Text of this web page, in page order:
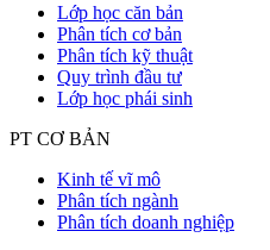
Lớp học căn bản
Phân tích cơ bản
Phân tích kỹ thuật
Quy trình đầu tư
Lớp học phái sinh
PT CƠ BẢN
Kinh tế vĩ mô
Phân tích ngành
Phân tích doanh nghiệp